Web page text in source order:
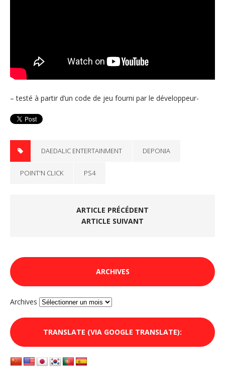
– testé à partir d’un code de jeu fourni par le développeur-
DAEDALIC ENTERTAINMENT DEPONIA
POINT'N CLICK PS4
ARTICLE PRÉCÉDENT
ARTICLE SUIVANT
ARCHIVES
Archives
TRANSLATE (VIA GOOGLE TRANSLATE):